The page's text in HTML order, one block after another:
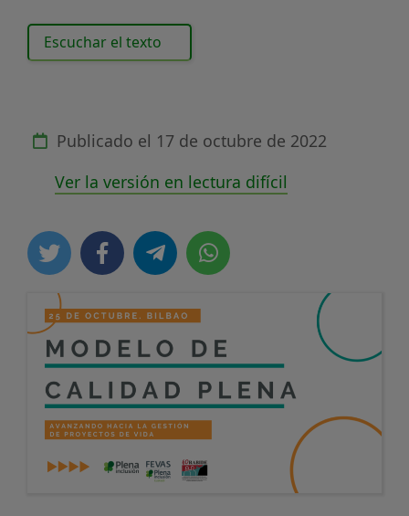
Escuchar el texto
Publicado el 17 de octubre de 2022
Ver la versión en lectura difícil